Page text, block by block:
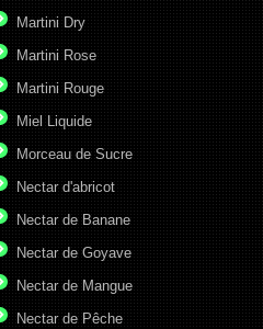
Martini Dry
Martini Rose
Martini Rouge
Miel Liquide
Morceau de Sucre
Nectar d'abricot
Nectar de Banane
Nectar de Goyave
Nectar de Mangue
Nectar de Pêche